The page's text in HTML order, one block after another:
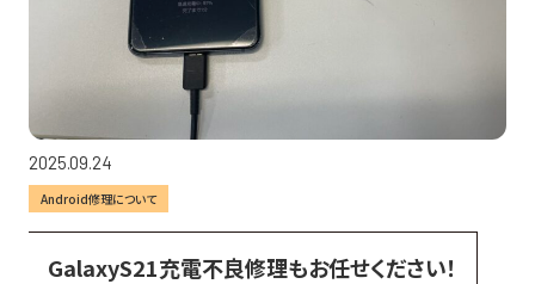
2025.09.24
Android修理について
GalaxyS21充電不良修理もお任せください！